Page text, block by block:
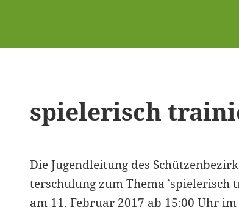
spie­le­risch
Die Jugend­lei­tung des
ter­schu­lung zum The­ma ’spie­le­risch
am 11. Febru­ar 2017 ab 15:00 Uhr